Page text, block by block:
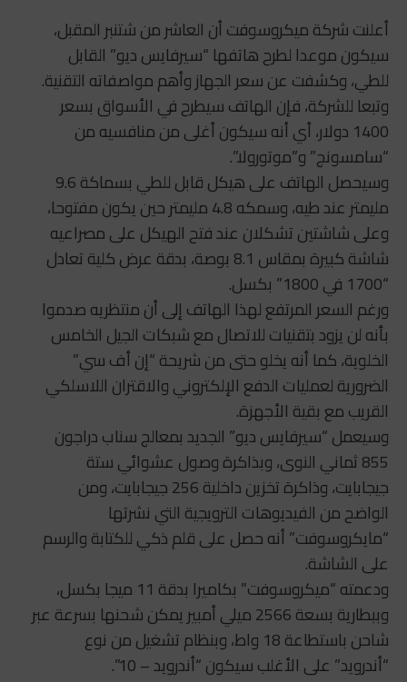
أعلنت شركة ميكروسوفت أن العاشر من شتنبر المقبل،
سيكون موعدا لطرح هاتفها “سيرفايس ديو” القابل
للطي، وكشفت عن سعر الجهاز وأهم مواصفاته التقنية.
وتبعا للشركة، فإن الهاتف سيطرح في الأسواق بسعر
1400 دولار، أي أنه سيكون أغلى من منافسيه من
“سامسونج” و”موتورولا”.
وسيحصل الهاتف على هيكل قابل للطي بسماكة 9.6
مليمتر عند طيه، وسمكه 4.8 مليمتر حين يكون مفتوحا،
وعلى شاشتين تشكلان عند فتح الهيكل على مصراعيه
شاشة كبيرة بمقاس 8.1 بوصة، بدقة عرض كلية تعادل
“1700 في 1800” بكسل.
ورغم السعر المرتفع لهذا الهاتف إلى أن منتظريه صدموا
بأنه لن يزود بتقنيات للاتصال مع شبكات الجيل الخامس
الخلوية، كما أنه يخلو حتى من شريحة “إن أف سي”
الضرورية لعمليات الدفع الإلكتروني والاقتران اللاسلكي
القريب مع بقية الأجهزة.
وسيعمل “سيرفايس ديو” الجديد بمعالج سناب دراجون
855 ثماني النوى، وبذاكرة وصول عشوائي ستة
جيجابايت، وذاكرة تخزين داخلية 256 جيجابايت، ومن
الواضح من الفيديوهات الترويجية التي نشرتها
“مايكروسوفت” أنه حصل على قلم ذكي للكتابة والرسم
على الشاشة.
ودعمته “ميكروسوفت” بكاميرا بدقة 11 ميجا بكسل،
وببطارية بسعة 2566 ميلي أمبير يمكن شحنها بسرعة عبر
شاحن باستطاعة 18 واط، وبنظام تشغيل من نوع
“أندرويد” على الأغلب سيكون “أندرويد – 10”.